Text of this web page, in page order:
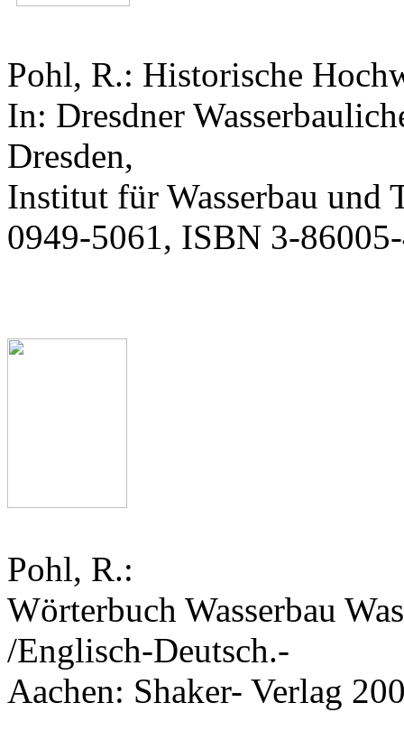
Pohl, R.: Historische
In: Dresdner
Dresden,
Institut für Wasserbau und
0949-5061, ISBN 3-
Pohl, R.:
Wörterbuch Wasserbau
/Englisch-Deutsch.-
Aachen: Shaker- Verlag